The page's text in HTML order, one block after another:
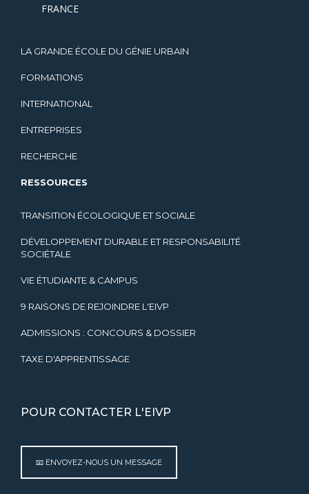
FRANCE
LA GRANDE ÉCOLE DU GÉNIE URBAIN
FORMATIONS
INTERNATIONAL
ENTREPRISES
RECHERCHE
RESSOURCES
TRANSITION ÉCOLOGIQUE ET SOCIALE
DÉVELOPPEMENT DURABLE ET RESPONSABILITÉ
SOCIÉTALE
VIE ÉTUDIANTE & CAMPUS
9 RAISONS DE REJOINDRE L'EIVP
ADMISSIONS : CONCOURS & DOSSIER
TAXE D'APPRENTISSAGE
POUR CONTACTER L'EIVP
📧 ENVOYEZ-NOUS UN MESSAGE